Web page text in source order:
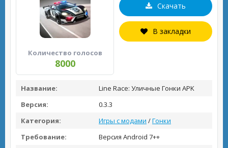
Количество голосов
8000
Скачать
В закладки
Название:
Line Race: Уличные Гонки APK
Версия:
0.3.3
Категория:
Игры с модами /Гонки
Требование:
Версия Android 7++